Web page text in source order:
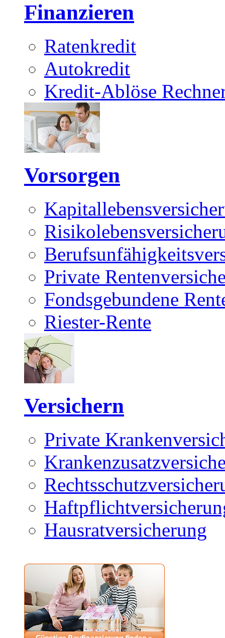
Finanzieren
Ratenkredit
Autokredit
Kredit-Ablöse
Vorsorgen
Private
Fondsgebundene
Riester-Rente
Versichern
Private
Hausratversicherung